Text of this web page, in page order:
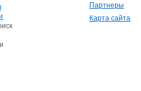
Партнеры
Карта сайта